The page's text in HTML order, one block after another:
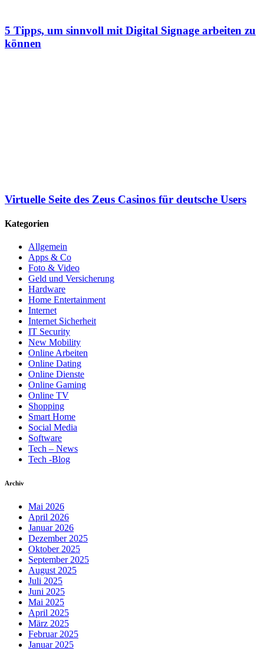
5 Tipps, um sinnvoll mit Digital Signage arbeiten zu
können
Virtuelle Seite des Zeus Casinos für deutsche Users
Kategorien
Allgemein
Apps & Co
Foto & Video
Geld und Versicherung
Hardware
Home Entertainment
Internet
Internet Sicherheit
IT Security
New Mobility
Online Arbeiten
Online Dating
Online Dienste
Online Gaming
Online TV
Shopping
Smart Home
Social Media
Software
Tech – News
Tech -Blog
Archiv
Mai 2026
April 2026
Januar 2026
Dezember 2025
Oktober 2025
September 2025
August 2025
Juli 2025
Juni 2025
Mai 2025
April 2025
März 2025
Februar 2025
Januar 2025